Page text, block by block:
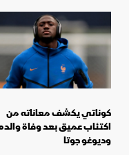
كوناتي يكشف معاناته من
اكتئاب عميق بعد وفاة
وديوغو جوتا